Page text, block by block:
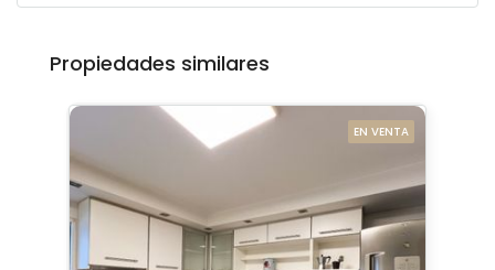
Propiedades similares
EN VENTA